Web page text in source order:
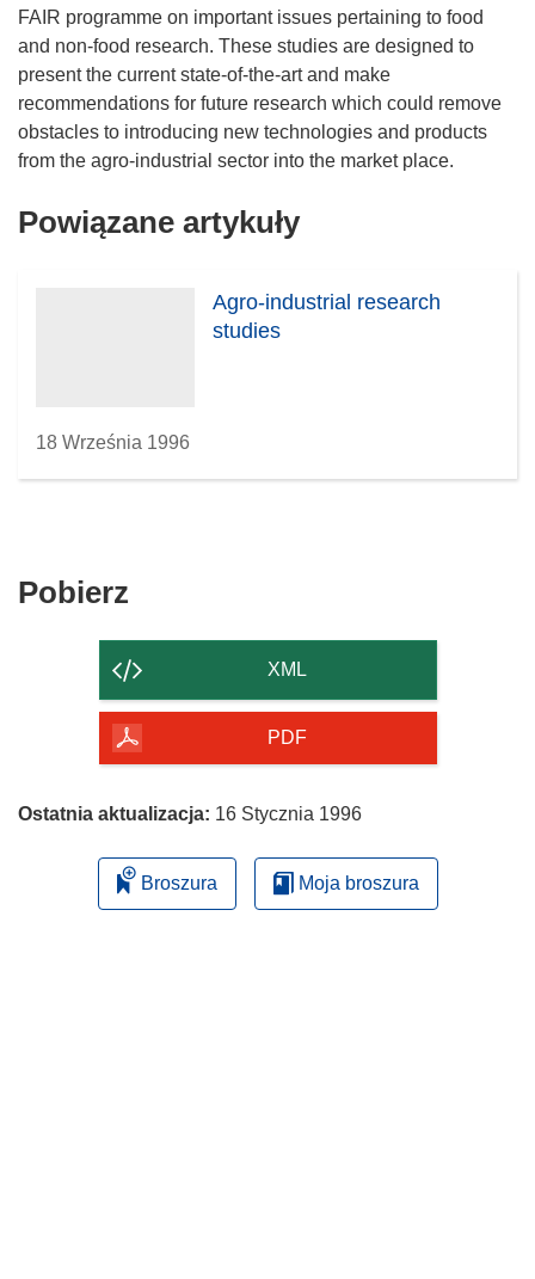
FAIR programme on important issues pertaining to food
and non-food research. These studies are designed to
present the current state-of-the-art and make
recommendations for future research which could remove
obstacles to introducing new technologies and products
Powiązane artykuły
Agro-industrial research
studies
18 Września 1996
Pobierz
strony
XML
PDF
Ostatnia aktualizacja: 16 Stycznia 1996
Broszura Moja broszura